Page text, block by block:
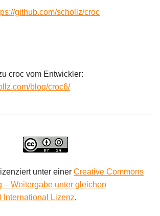
github.com/schollz/croc
croc vom Entwickler:
blog/croc6/
unter einer Creative Commons
– Weitergabe unter gleichen
International Lizenz.